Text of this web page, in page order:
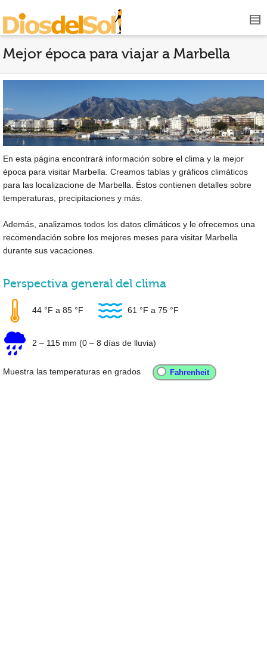
Mejor época para viajar a Marbella
En esta página encontrará información sobre el clima y la mejor
época para visitar Marbella. Creamos tablas y gráficos climáticos
para las localizacione de Marbella. Éstos contienen detalles sobre
temperaturas, precipitaciones y más.
Además, analizamos todos los datos climáticos y le ofrecemos una
recomendación sobre los mejores meses para visitar Marbella
durante sus vacaciones.
Perspectiva general del clima
44 °F a 85 °F 61 °F a 75 °F
2 – 115 mm (0 – 8 días de lluvia)
Muestra las temperaturas en grados